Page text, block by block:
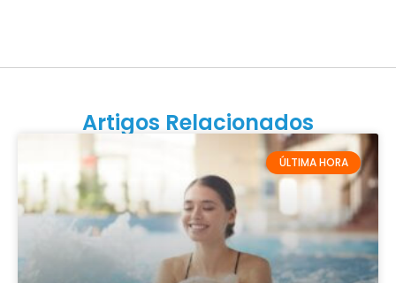
Artigos Relacionados
ÚLTIMA HORA